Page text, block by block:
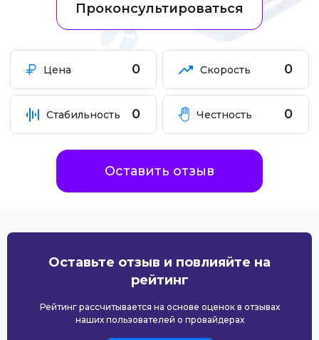
Проконсультироваться
Оставить отзыв
Цена 0 Скорость 0
Стабильность 0 Честность 0
Оставьте отзыв и повлияйте на
рейтинг
Рейтинг рассчитывается на основе оценок в отзывах
наших пользователей о провайдерах